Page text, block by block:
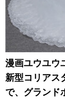
漫画ユウユウ
新型コリアス
で、グランド